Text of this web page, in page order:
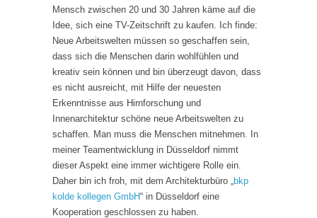
Mensch zwischen 20 und 30 Jahren käme auf die
Idee, sich eine TV-Zeitschrift zu kaufen. Ich finde:
Neue Arbeitswelten müssen so geschaffen sein,
dass sich die Menschen darin wohlfühlen und
kreativ sein können und bin überzeugt davon, dass
es nicht ausreicht, mit Hilfe der neuesten
Erkenntnisse aus Hirnforschung und
Innenarchitektur schöne neue Arbeitswelten zu
schaffen. Man muss die Menschen mitnehmen. In
meiner Teamentwicklung in Düsseldorf nimmt
dieser Aspekt eine immer wichtigere Rolle ein.
Daher bin ich froh, mit dem Architekturbüro „bkp
kolde kollegen GmbH“ in Düsseldorf eine
Kooperation geschlossen zu haben.